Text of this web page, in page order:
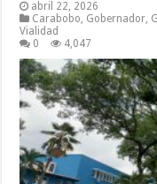
abril 22, 2026
Carabobo Gobernador
Vialidad
0
4,047